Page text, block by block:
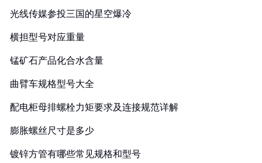
光线传媒参投三国的星空爆冷
横担型号对应重量
锰矿石产品化合水含量
曲臂车规格型号大全
配电柜母排螺栓力矩要求及连接规范详解
膨胀螺丝尺寸是多少
镀锌方管有哪些常见规格和型号